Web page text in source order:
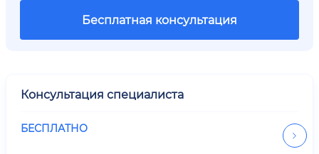
Бесплатная консультация
Консультация специалиста
БЕСПЛАТНО